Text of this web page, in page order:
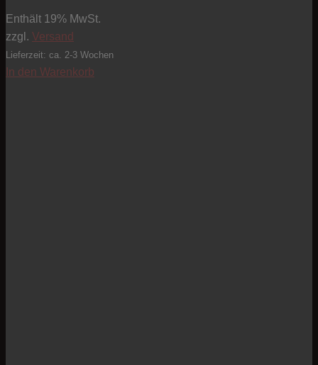
Enthält 19% MwSt.
zzgl. Versand
Lieferzeit: ca. 2-3 Wochen
In den Warenkorb